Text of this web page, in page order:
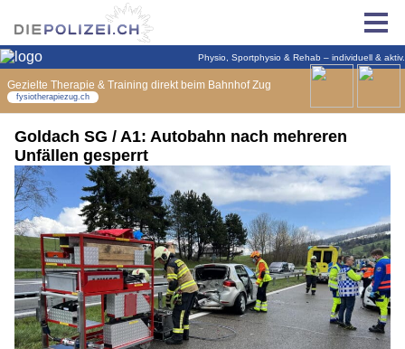
Goldach SG / A1: Autobahn nach mehreren
Unfällen gesperrt